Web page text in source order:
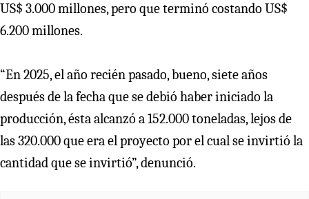
US$ 3.000 millones, pero que terminó costando US$
6.200 millones.
“En 2025, el año recién pasado, bueno, siete años
después de la fecha que se debió haber iniciado la
producción, ésta alcanzó a 152.000 toneladas, lejos de
las 320.000 que era el proyecto por el cual se invirtió la
cantidad que se invirtió”, denunció.